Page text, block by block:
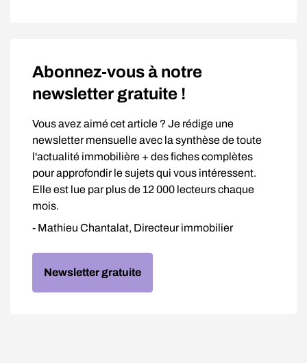
Abonnez-vous à notre
newsletter gratuite !
Vous avez aimé cet article ? Je rédige une
newsletter mensuelle avec la synthèse de toute
l'actualité immobilière + des fiches complètes
pour approfondir le sujets qui vous intéressent.
Elle est lue par plus de 12 000 lecteurs chaque
mois.
- Mathieu Chantalat, Directeur immobilier
Newsletter gratuite